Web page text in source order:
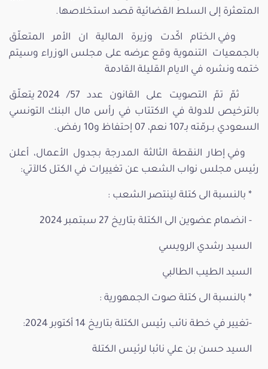
المتعثرة إلى السلط القضائية قصد استخلاصها.
وفي الختام اكّدت وزيرة المالية ان الأمر المتعلّق
بالجمعيات التنموية وقع عرضه على مجلس الوزراء وسيتم
ختمه ونشره في الايام القليلة القادمة
ثمّ تمّ التصويت على القانون عدد 57/ 2024 يتعلّق
بالترخيص للدولة في الاكتتاب في رأس مال البنك التونسي
السعودي بــرمّته بـ107 نعم، 07 إحتفاظ و10 رفض.
وفي إطار النقطة الثالثة المدرجة بجدول الأعمال، أعلن
رئيس مجلس نواب الشعب عن تغييرات في الكتل كالآتي:
* بالنسبة الى كتلة لينتصر الشعب :
- انضمام عضوين الى الكتلة بتاريخ 27 سبتمبر 2024
السيد رشدي الرويسي
السيد الطيب الطالبي
* بالنسبة الى كتلة صوت الجمهورية :
-تغيير في خطة نائب رئيس الكتلة بتاريخ 14 أكتوبر 2024:
السيد حسن بن علي نائبا لرئيس الكتلة